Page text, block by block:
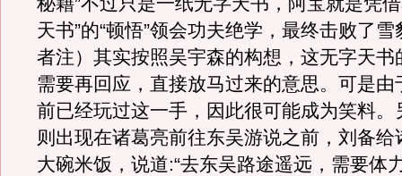
天书”的“顿悟”领会功夫绝学，最终击败了
者注）其实按照吴宇森的构想，这无字天书
需要再回应，直接放马过来的意思。可是由
前已经玩过这一手，因此很可能成为笑料。
则出现在诸葛亮前往东吴游说之前，刘备给
大碗米饭，说道:“去东吴路途遥远，需要体